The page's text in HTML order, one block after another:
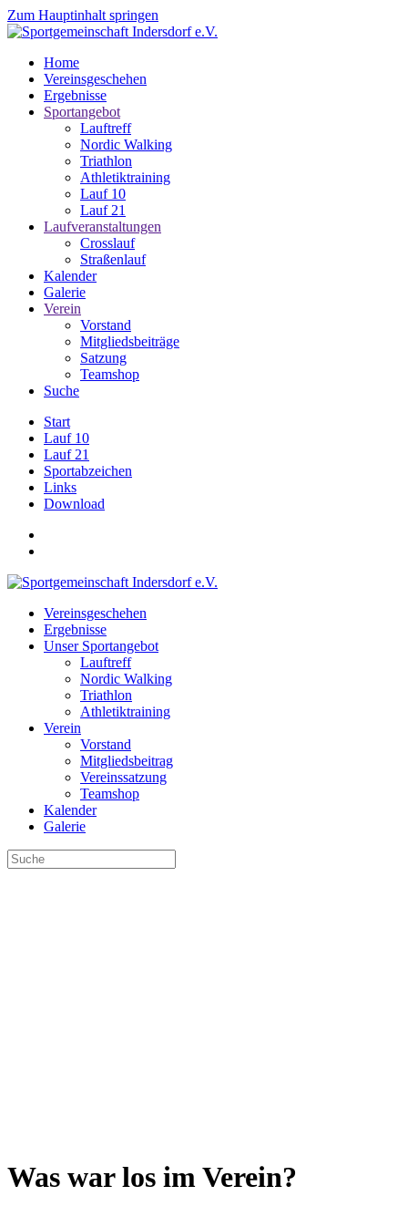
Zum Hauptinhalt springen
Home
Vereinsgeschehen
Ergebnisse
Sportangebot
Lauftreff
Nordic Walking
Triathlon
Athletiktraining
Lauf 10
Lauf 21
Laufveranstaltungen
Crosslauf
Straßenlauf
Kalender
Galerie
Verein
Vorstand
Mitgliedsbeiträge
Satzung
Teamshop
Suche
Start
Lauf 10
Lauf 21
Sportabzeichen
Links
Download
Vereinsgeschehen
Ergebnisse
Unser Sportangebot
Lauftreff
Nordic Walking
Triathlon
Athletiktraining
Verein
Vorstand
Mitgliedsbeitrag
Vereinssatzung
Teamshop
Kalender
Galerie
Was war los im Verein?